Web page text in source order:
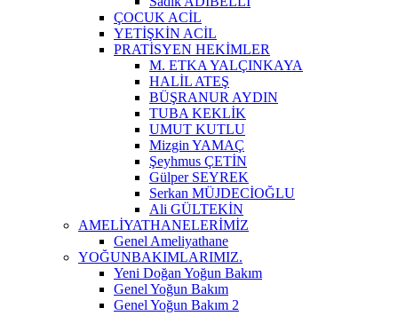
ÇOCUK ACİL
YETİŞKİN ACİL
PRATİSYEN HEKİMLER
M. ETKA YALÇINKAYA
HALİL ATEŞ
BÜŞRANUR AYDIN
TUBA KEKLİK
UMUT KUTLU
Mizgin YAMAÇ
Şeyhmus ÇETİN
Gülper SEYREK
Serkan MÜJDECİOĞLU
Ali GÜLTEKİN
AMELİYATHANELERİMİZ
Genel Ameliyathane
YOĞUNBAKIMLARIMIZ.
Yeni Doğan Yoğun Bakım
Genel Yoğun Bakım
Genel Yoğun Bakım 2